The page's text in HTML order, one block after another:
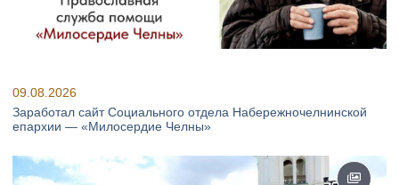
09.08.2026
Заработал сайт Социального отдела Набережночелнинской
епархии — «Милосердие Челны»